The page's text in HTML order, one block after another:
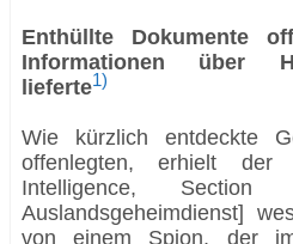
Enthüllte Dokumente
Informationen über
lieferte1)
Wie kürzlich entdeckte
offenlegten, erhielt der
Intelligence,
Auslandsgeheimdienst]
von einem Spion, der